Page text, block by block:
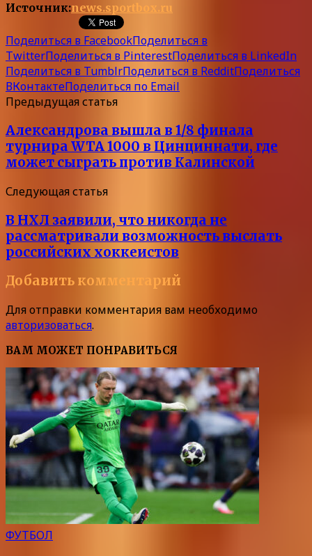
Источник:news.sportbox.ru
Поделиться в FacebookПоделиться в
TwitterПоделиться в PinterestПоделиться в LinkedIn
Поделиться в TumblrПоделиться в RedditПоделиться
ВКонтактеПоделиться по Email
Предыдущая статья
Александрова вышла в 1/8 финала
турнира WTA 1000 в Цинциннати, где
может сыграть против Калинской
Следующая статья
В НХЛ заявили, что никогда не
рассматривали возможность выслать
российских хоккеистов
Добавить комментарий
Для отправки комментария вам необходимо
авторизоваться.
ВАМ МОЖЕТ ПОНРАВИТЬСЯ
ФУТБОЛ